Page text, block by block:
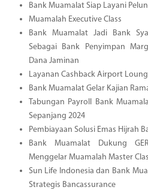
Bank Muamalat Siap Layani
Muamalah Executive Class
Bank Muamalat Jadi Bank
Sebagai Bank Penyimpan
Dana Jaminan
Layanan Cashback Airport
Bank Muamalat Gelar Kajian
Tabungan Payroll Bank
Sepanjang 2024
Pembiayaan Solusi Emas Hijrah
Bank Muamalat Dukung
Menggelar Muamalah Master
Sun Life Indonesia dan Bank
Strategis Bancassurance